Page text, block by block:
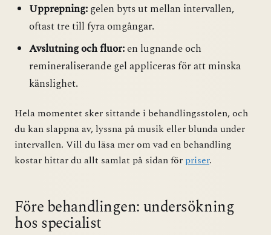
Upprepning:gelen byts ut mellan intervallen,
oftast tre till fyra omgångar.
Avslutning och fluor:en lugnande och
remineraliserande gel appliceras för att minska
känslighet.
Hela momentet sker sittande i behandlingsstolen, och
du kan slappna av, lyssna på musik eller blunda under
intervallen. Vill du läsa mer om vad en behandling
kostar hittar du allt samlat på sidan för priser.
Före behandlingen: undersökning
hos specialist